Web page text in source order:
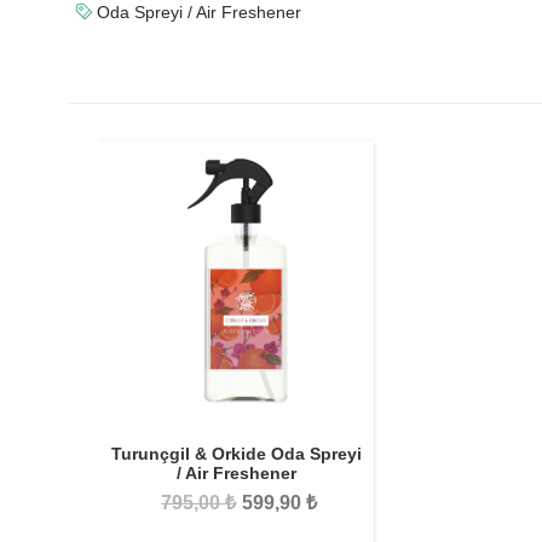
Oda Spreyi / Air Freshener
Turunçgil & Orkide Oda Spreyi
/ Air Freshener
795,00 ₺ 599,90 ₺